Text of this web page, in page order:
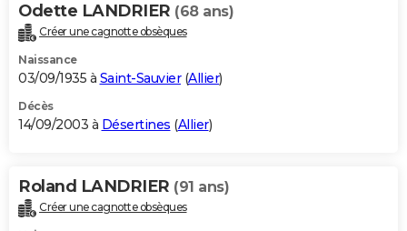
Odette LANDRIER (68 ans)
Créer une cagnotte obsèques
Naissance
03/09/1935 à Saint-Sauvier(Allier)
Décès
14/09/2003 à Désertines (Allier)
Roland LANDRIER (91 ans)
Créer une cagnotte obsèques